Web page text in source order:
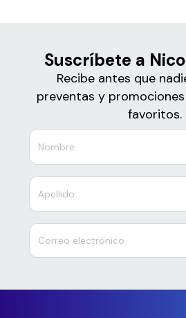
Suscríbete a
Recibe antes que
preventas y
favoritos.